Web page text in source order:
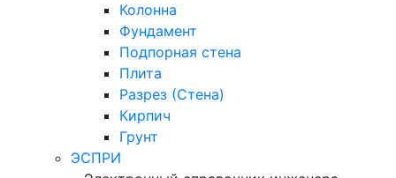
Колонна
Фундамент
Подпорная стена
Плита
Разрез (Стена)
Кирпич
Грунт
ЭСПРИ